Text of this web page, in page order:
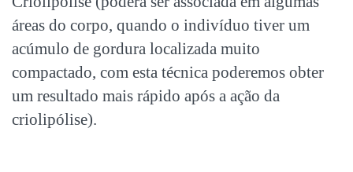
áreas do corpo, quando o indivíduo tiver um
acúmulo de gordura localizada muito
compactado, com esta técnica poderemos obter
um resultado mais rápido após a ação da
criolipólise).